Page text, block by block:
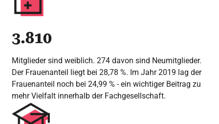
3.810
Mitglieder sind weiblich. 274 davon sind Neumitglieder.
Der Frauenanteil liegt bei 28,78 %. Im Jahr 2019 lag der
Frauenanteil noch bei 24,99 % - ein wichtiger Beitrag zu
mehr Vielfalt innerhalb der Fachgesellschaft.